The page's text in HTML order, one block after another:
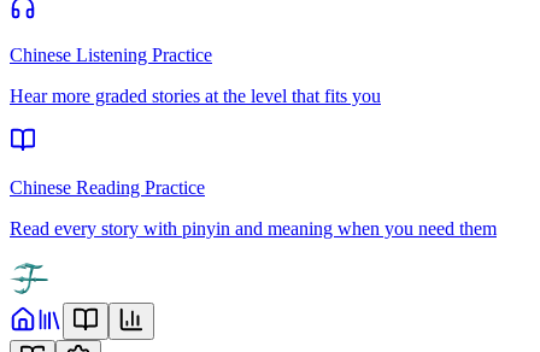
Chinese Listening Practice
Hear more graded stories at the level that fits you
Chinese Reading Practice
Read every story with pinyin and meaning when you need them